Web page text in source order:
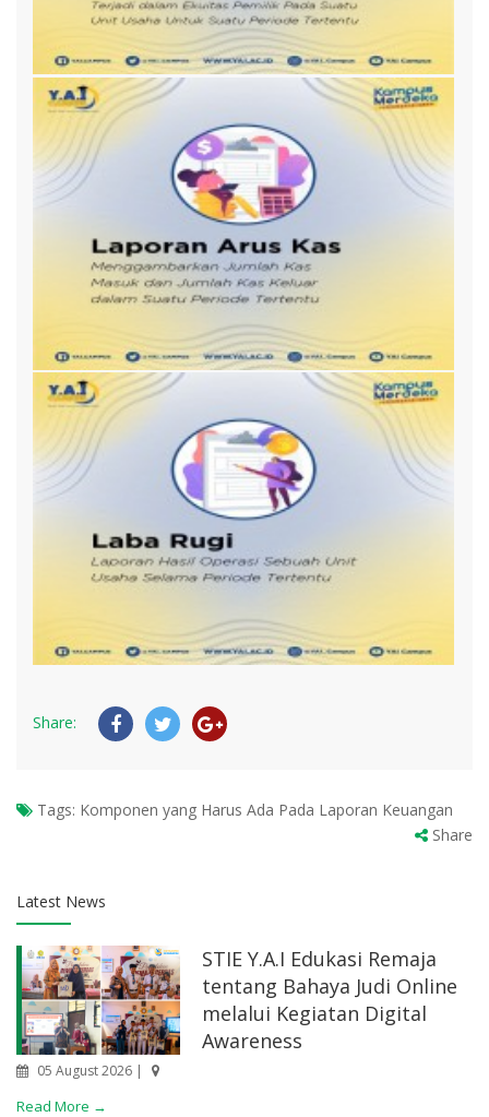
Share:
Tags: Komponen yang Harus Ada Pada Laporan Keuangan
Share
Latest News
STIE Y.A.I Edukasi Remaja
tentang Bahaya Judi Online
melalui Kegiatan Digital
Awareness
05 August 2026 |
Read More →